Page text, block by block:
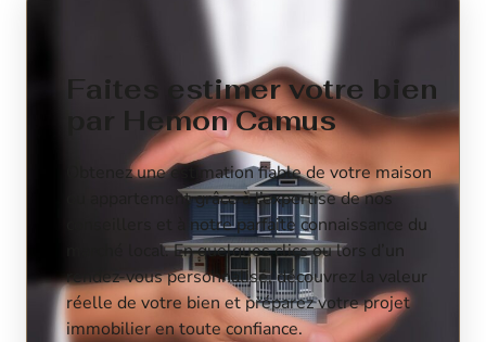
Faites estimer votre bien
par Hemon Camus
Obtenez une estimation fiable de votre maison
ou appartement grâce à l’expertise de nos
conseillers et à notre parfaite connaissance du
marché local. En quelques clics ou lors d’un
rendez-vous personnalisé, découvrez la valeur
réelle de votre bien et préparez votre projet
immobilier en toute confiance.